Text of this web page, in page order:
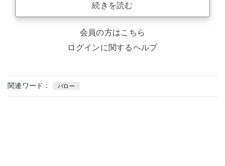
続きを読む
会員の方はこちら
ログインに関するヘルプ
関連ワード： バロー